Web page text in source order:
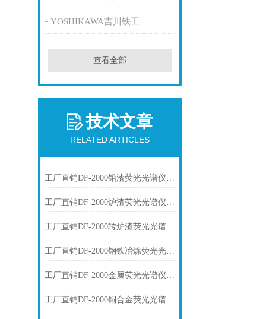
YOSHIKAWA吉川铁工
查看全部
技术文章
RELATED ARTICLES
工厂直销DF-2000铅渣荧光光谱仪技术参数
工厂直销DF-2000炉渣荧光光谱仪技术参数
工厂直销DF-2000转炉渣荧光光谱仪技术参数
工厂直销DF-2000钢铁冶炼荧光光谱仪技术参数
工厂直销DF-2000金属荧光光谱仪技术参数
工厂直销DF-2000铜合金荧光光谱仪技术参数